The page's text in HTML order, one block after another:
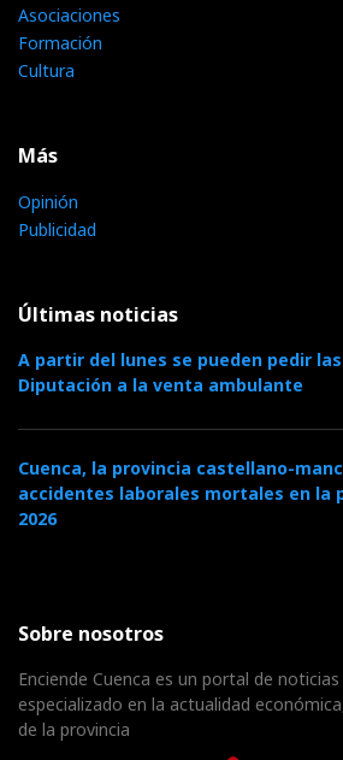
Asociaciones
Formación
Cultura
Más
Opinión
Publicidad
Últimas noticias
A partir del lunes se pueden pedir
Diputación a la venta ambulante
Cuenca, la provincia castellano-
accidentes laborales mortales en la
2026
Sobre nosotros
Enciende Cuenca es un portal de
especializado en la actualidad
de la provincia